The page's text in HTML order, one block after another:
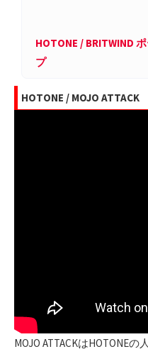
HOTONE / BRITWIND
プ
HOTONE / MOJO ATTACK
MOJO ATTACKはHOTONEの